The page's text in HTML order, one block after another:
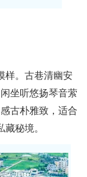
样。古巷清幽安
坐听悠扬琴音萦
古朴雅致，适合
秘境。